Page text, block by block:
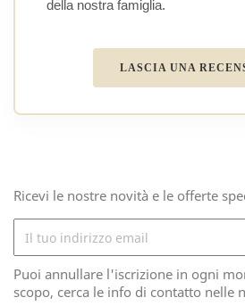
della nostra famiglia.
LASCIA UNA
Ricevi le nostre novità e le offerte
Puoi annullare l'iscrizione in ogni
scopo, cerca le info di contatto nelle